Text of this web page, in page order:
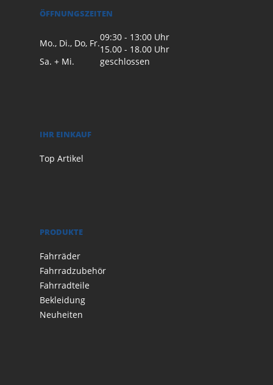
ÖFFNUNGSZEITEN
Mo., Di., Do, Fr.
09:30 - 13:00 Uhr
15.00 - 18.00 Uhr
Sa. + Mi.
geschlossen
IHR EINKAUF
Top Artikel
PRODUKTE
Fahrräder
Fahrradzubehör
Fahrradteile
Bekleidung
Neuheiten